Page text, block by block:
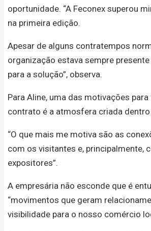
oportunidade. “A Feconex superou
na primeira edição.
Apesar de alguns contratempos
organização estava sempre
para a solução”, observa.
Para Aline, uma das motivações
contrato é a atmosfera criada dentro
“O que mais me motiva são as
com os visitantes e, principalmente,
expositores”.
A empresária não esconde que é
“movimentos que geram
visibilidade para o nosso comércio